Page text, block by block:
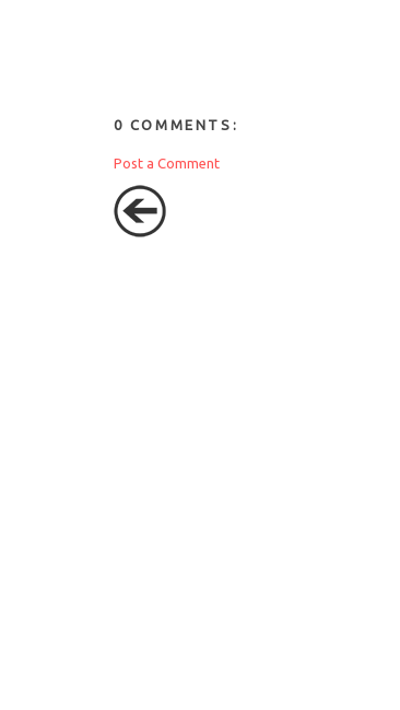
0 COMMENTS:
Post a Comment